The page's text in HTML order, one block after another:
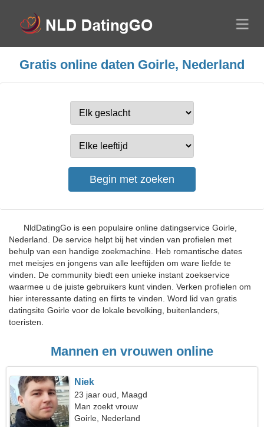
Gratis online daten Goirle, Nederland
NldDatingGo is een populaire online datingservice Goirle,
Nederland. De service helpt bij het vinden van profielen met
behulp van een handige zoekmachine. Heb romantische dates
met meisjes en jongens van alle leeftijden om ware liefde te
vinden. De community biedt een unieke instant zoekservice
waarmee u de juiste gebruikers kunt vinden. Verken profielen om
hier interessante dating en flirts te vinden. Word lid van gratis
datingsite Goirle voor de lokale bevolking, buitenlanders,
toeristen.
Mannen en vrouwen online
Niek
23 jaar oud, Maagd
Man zoekt vrouw
Goirle, Nederland